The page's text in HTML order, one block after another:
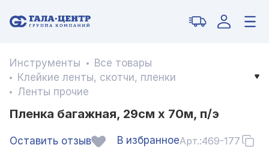
Инструменты
Все товары
Клейкие ленты, скотчи, пленки
Ленты прочие
Пленка багажная, 29cм x 70м, п/э
Оставить отзыв В избранноеАрт.:469-177